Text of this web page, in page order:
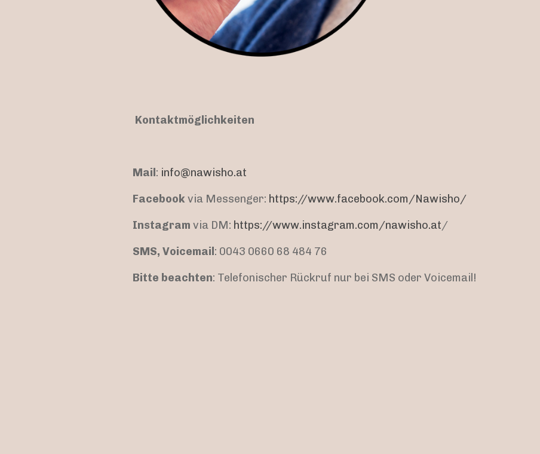
Kontaktmöglichkeiten
Mail : info@nawisho.at
Facebookvia Messenger: https://www.facebook.com/Nawisho/
Instagram via DM: https://www.instagram.com/nawisho.at/
SMS, Voicemail : 0043 0660 68 484 76
Bitte beachten: Telefonischer Rückruf nur bei SMS oder Voicemail!